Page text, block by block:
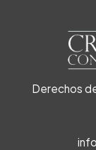
Derechos